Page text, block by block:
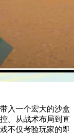
入一个宏大的沙盒
。从战术布局到直
不仅考验玩家的即